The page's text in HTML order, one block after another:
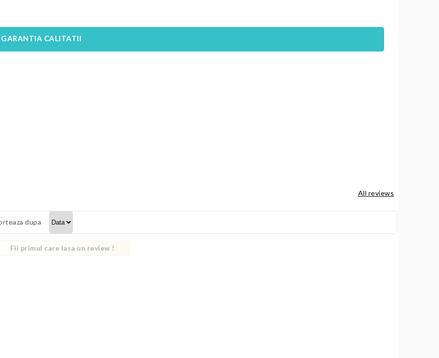
GARANTIA CALITATII
All reviews
dupa
Fii primul care lasa un review !